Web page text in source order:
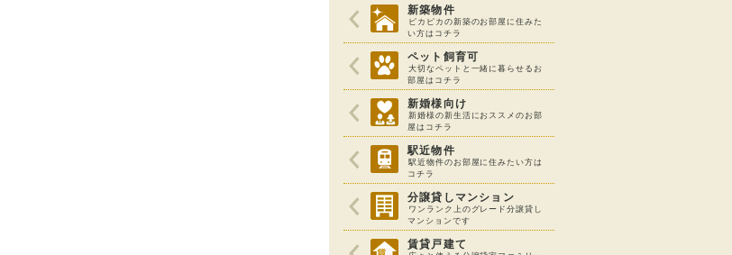
新築物件
ピカピカの新築のお部屋に住みた
い方はコチラ
ペット飼育可
大切なペットと一緒に暮らせるお
部屋はコチラ
新婚様向け
新婚様の新生活におススメのお部
屋はコチラ
駅近物件
駅近物件のお部屋に住みたい方は
コチラ
分譲貸しマンション
ワンランク上のグレード分譲貸し
マンションです
賃貸戸建て